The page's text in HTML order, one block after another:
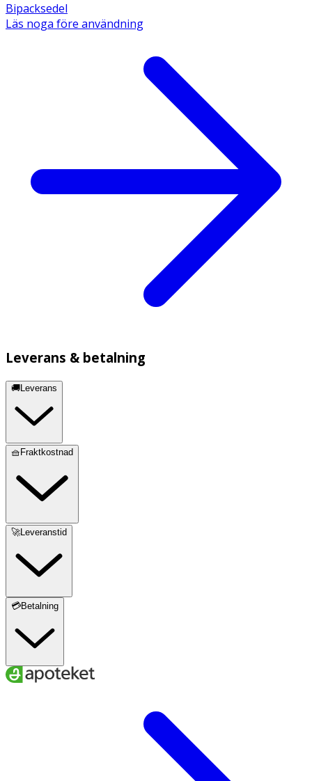
Bipacksedel
Läs noga före användning
Leverans & betalning
🚚Leverans
🧺Fraktkostnad
🚀Leveranstid
💳Betalning